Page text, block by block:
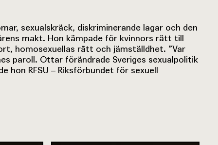
sexualskräck, diskriminerande lagar och den
makt. Hon kämpade för kvinnors rätt till
homosexuellas rätt och jämställdhet. ”Var
paroll. Ottar förändrade Sveriges sexualpolitik
hon RFSU – Riksförbundet för sexuell